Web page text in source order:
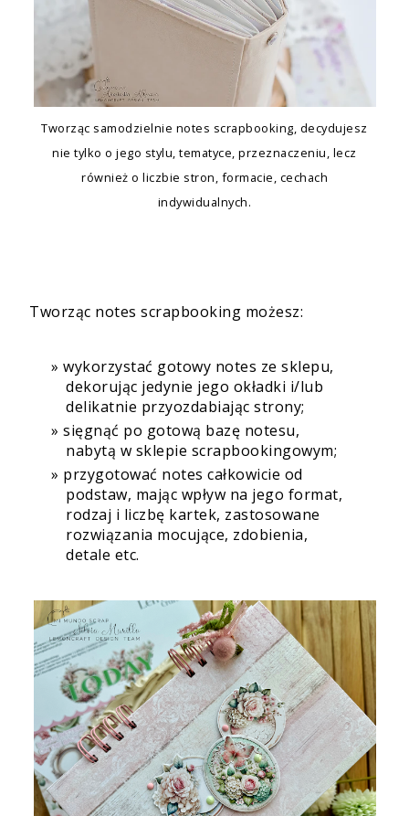
Tworząc samodzielnie notes scrapbooking, decydujesz
nie tylko o jego stylu, tematyce, przeznaczeniu, lecz
również o liczbie stron, formacie, cechach
indywidualnych.
Tworząc notes scrapbooking możesz:
wykorzystać gotowy notes ze sklepu,
dekorując jedynie jego okładki i/lub
delikatnie przyozdabiając strony;
sięgnąć po gotową bazę notesu,
nabytą w sklepie scrapbookingowym;
przygotować notes całkowicie od
podstaw, mając wpływ na jego format,
rodzaj i liczbę kartek, zastosowane
rozwiązania mocujące, zdobienia,
detale etc.